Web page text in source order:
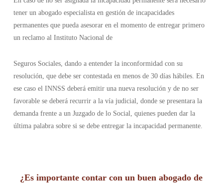
tener un abogado especialista en gestión de incapacidades
permanentes que pueda asesorar en el momento de entregar primero
un reclamo al Instituto Nacional de
Seguros Sociales, dando a entender la inconformidad con su
resolución, que debe ser contestada en menos de 30 días hábiles. En
ese caso el INNSS deberá emitir una nueva resolución y de no ser
favorable se deberá recurrir a la vía judicial, donde se presentara la
demanda frente a un Juzgado de lo Social, quienes pueden dar la
última palabra sobre si se debe entregar la incapacidad permanente.
¿Es importante contar con un buen abogado de